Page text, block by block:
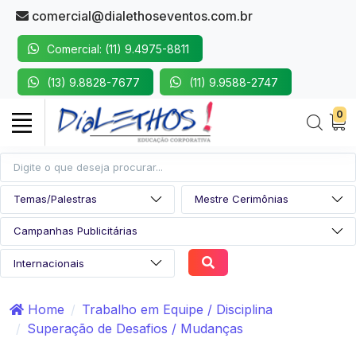
comercial@dialethoseventos.com.br
Comercial: (11) 9.4975-8811
(13) 9.8828-7677 (11) 9.9588-2747
0
Home
Trabalho em Equipe / Disciplina
Superação de Desafios / Mudanças